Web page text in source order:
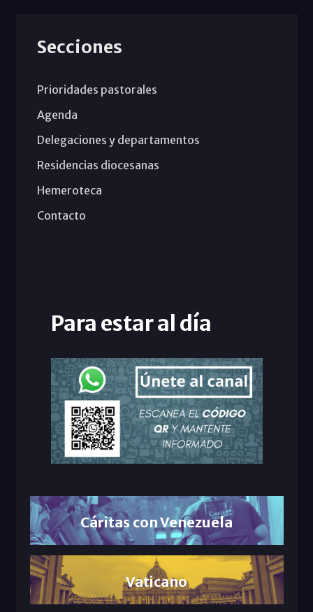
Secciones
Prioridades pastorales
Agenda
Delegaciones y departamentos
Residencias diocesanas
Hemeroteca
Contacto
Para estar al día
Cáritas con Venezuela
Vaticano